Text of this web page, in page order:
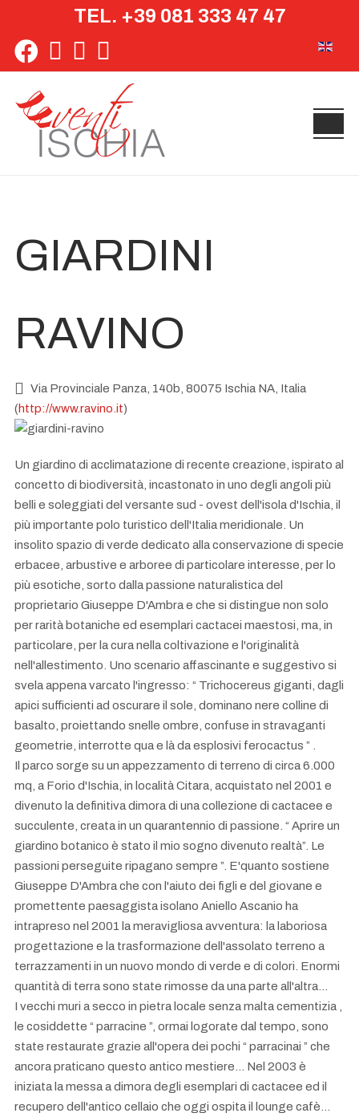
TEL. +39 081 333 47 47
GIARDINI
RAVINO
Via Provinciale Panza, 140b, 80075 Ischia NA, Italia
(http://www.ravino.it)
Un giardino di acclimatazione di recente creazione, ispirato al
concetto di biodiversità, incastonato in uno degli angoli più
belli e soleggiati del versante sud - ovest dell'isola d'Ischia, il
più importante polo turistico dell'Italia meridionale. Un
insolito spazio di verde dedicato alla conservazione di specie
erbacee, arbustive e arboree di particolare interesse, per lo
più esotiche, sorto dalla passione naturalistica del
proprietario Giuseppe D'Ambra e che si distingue non solo
per rarità botaniche ed esemplari cactacei maestosi, ma, in
particolare, per la cura nella coltivazione e l'originalità
nell'allestimento. Uno scenario affascinante e suggestivo si
svela appena varcato l'ingresso: “ Trichocereus giganti, dagli
apici sufficienti ad oscurare il sole, dominano nere colline di
basalto, proiettando snelle ombre, confuse in stravaganti
geometrie, interrotte qua e là da esplosivi ferocactus ” .
Il parco sorge su un appezzamento di terreno di circa 6.000
mq, a Forio d'Ischia, in località Citara, acquistato nel 2001 e
divenuto la definitiva dimora di una collezione di cactacee e
succulente, creata in un quarantennio di passione. “ Aprire un
giardino botanico è stato il mio sogno divenuto realtà”. Le
passioni perseguite ripagano sempre ”. E'quanto sostiene
Giuseppe D'Ambra che con l'aiuto dei figli e del giovane e
promettente paesaggista isolano Aniello Ascanio ha
intrapreso nel 2001 la meravigliosa avventura: la laboriosa
progettazione e la trasformazione dell'assolato terreno a
terrazzamenti in un nuovo mondo di verde e di colori. Enormi
quantità di terra sono state rimosse da una parte all'altra…
I vecchi muri a secco in pietra locale senza malta cementizia ,
le cosiddette “ parracine ”, ormai logorate dal tempo, sono
state restaurate grazie all'opera dei pochi “ parracinai ” che
ancora praticano questo antico mestiere… Nel 2003 è
iniziata la messa a dimora degli esemplari di cactacee ed il
recupero dell'antico cellaio che oggi ospita il lounge cafè…